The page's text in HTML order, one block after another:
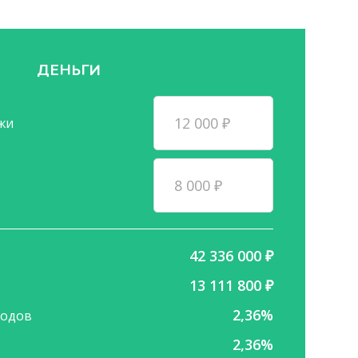
ДЕНЬГИ
12 000₽
8 000₽
42 336 000₽
13 111 800₽
2,36%
2,36%